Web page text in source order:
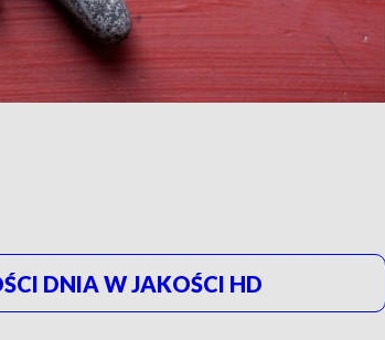
DNIA W JAKOŚCI HD